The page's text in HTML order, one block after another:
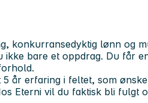
konkurransedyktig lønn og
bare et oppdrag. Du får
år erfaring i feltet, som
Eterni vil du faktisk bli fulgt